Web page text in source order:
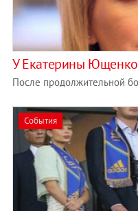
У Екатерины
После продолжительной
События